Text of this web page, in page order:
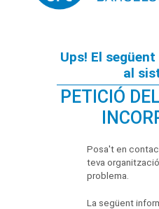
Ups! El
al
PETICIÓ
Posa't en
teva
problema.
La següent